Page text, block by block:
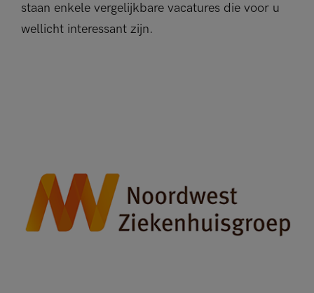
staan enkele vergelijkbare vacatures die voor u
wellicht interessant zijn.